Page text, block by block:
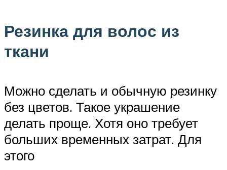
Резинка для волос из
ткани
Можно сделать и обычную резинку
без цветов. Такое украшение
делать проще. Хотя оно требует
больших временных затрат. Для
этого